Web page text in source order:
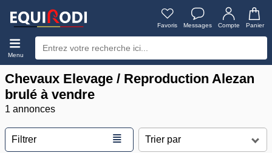
Favoris Messages Compte Panier
Menu
Chevaux Elevage / Reproduction Alezan
brulé à vendre
1 annonces
Filtrer ≣